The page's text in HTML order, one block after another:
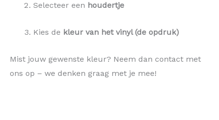
Selecteer een houdertje
Kies de kleur van het vinyl (de opdruk)
Mist jouw gewenste kleur? Neem dan contact met
ons op – we denken graag met je mee!